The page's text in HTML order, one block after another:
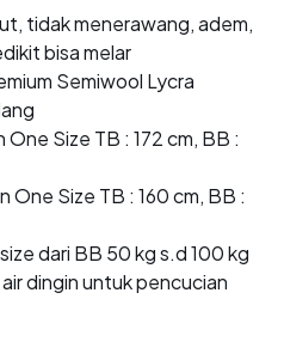
tidak menerawang, adem,
bisa melar
Semiwool Lycra
One Size TB : 172 cm, BB :
One Size TB : 160 cm, BB :
dari BB 50 kg s.d 100 kg
dingin untuk pencucian